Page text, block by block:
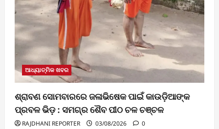
ଆଧ୍ୟାତ୍ମିକ ଖବର
ଶ୍ରାବଣ ସୋମବାରରେ ଜଳାଭିଷେକ ପାଇଁ କାଉଡ଼ିଆଙ୍କ
ପ୍ରବଳ ଭିଡ଼ : ସମଗ୍ର ଶୈବ ପୀଠ ଚଳ ଚଞ୍ଚଳ
RAJDHANI REPORTER 03/08/2026 0